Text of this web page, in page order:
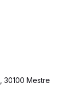
30100 Mestre